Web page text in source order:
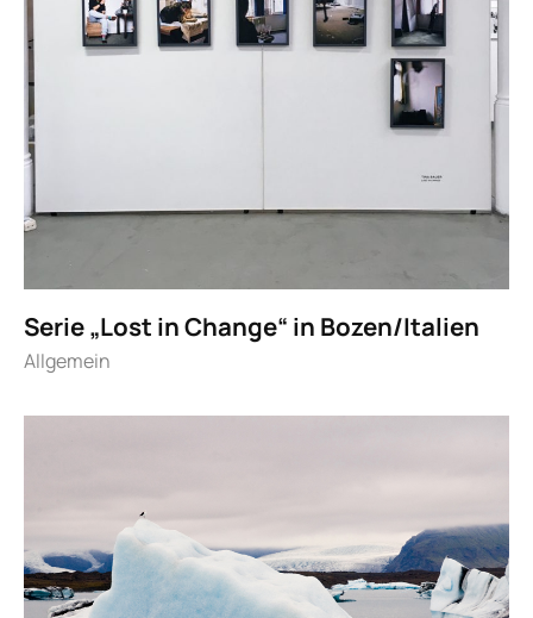
Serie „Lost in Change“ in Bozen/Italien
Allgemein